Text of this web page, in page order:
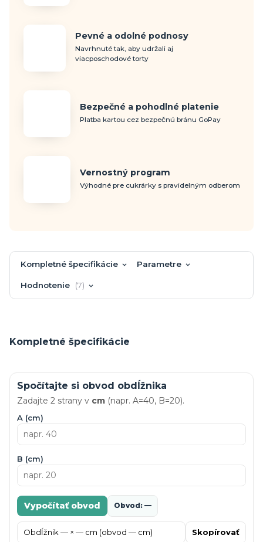
Pevné a odolné podnosy
Navrhnuté tak, aby udržali aj
viacposchodové torty
Bezpečné a pohodlné platenie
Platba kartou cez bezpečnú bránu GoPay
Vernostný program
Výhodné pre cukrárky s pravidelným odberom
Kompletné špecifikácie Parametre
Hodnotenie 7
Kompletné špecifikácie
Spočítajte si obvod obdĺžnika
Zadajte 2 strany v cm (napr. A=40, B=20).
A (cm)
B (cm)
Vypočítať obvod Obvod: —
Skopírovať